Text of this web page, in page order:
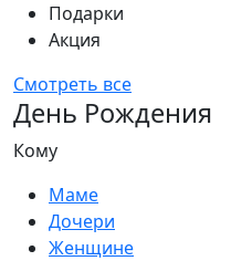
Подарки
Акция
Смотреть все
День Рождения
Кому
Маме
Дочери
Женщине